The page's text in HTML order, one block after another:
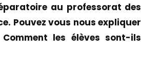
au professorat des
Pouvez vous nous expliquer
les élèves sont-ils